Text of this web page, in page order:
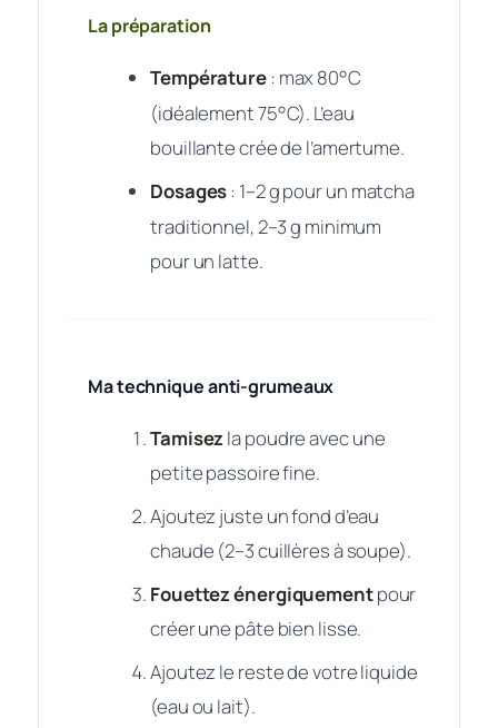
La préparation
Température: max 80°C
(idéalement 75°C). L’eau
bouillante crée de l’amertume.
Dosages: 1–2 g pour un matcha
traditionnel, 2–3 g minimum
pour un latte.
Ma technique anti-grumeaux
Tamisezla poudre avec une
petite passoire fine.
Ajoutez juste un fond d’eau
chaude (2–3 cuillères à soupe).
Fouettez énergiquementpour
créer une pâte bien lisse.
Ajoutez le reste de votre liquide
(eau ou lait).